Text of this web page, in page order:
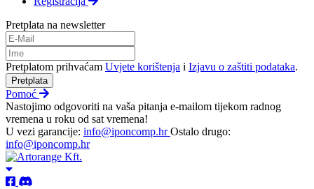
Pretplata na newsletter
Pretplatom prihvaćam Uvjete korištenja i Izjavu o zaštiti podataka.
Pretplata
Pomoć
Nastojimo odgovoriti na vaša pitanja e-mailom tijekom radnog
vremena u roku od sat vremena!
U vezi garancije: info@iponcomp.hrOstalo drugo:
info@iponcomp.hr